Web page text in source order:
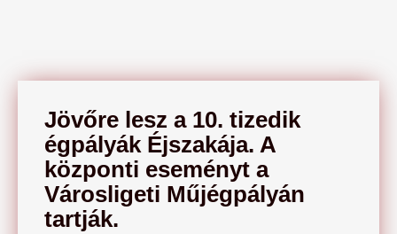
Jövőre lesz a 10. tizedik
égpályák Éjszakája. A
központi eseményt a
Városligeti Műjégpályán
tartják.